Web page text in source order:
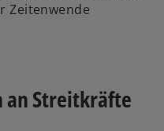
Zeitenwende
an Streitkräfte